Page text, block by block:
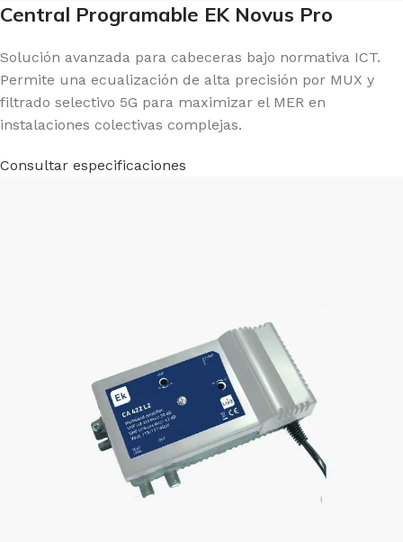
Central Programable EK Novus Pro
Solución avanzada para cabeceras bajo normativa ICT.
Permite una ecualización de alta precisión por MUX y
filtrado selectivo 5G para maximizar el MER en
instalaciones colectivas complejas.
Consultar especificaciones